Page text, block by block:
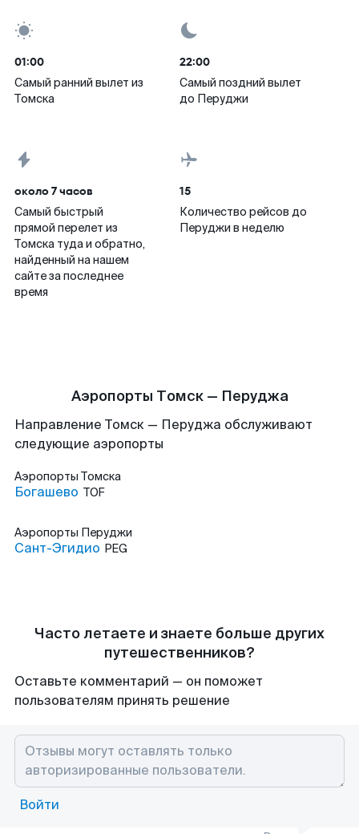
01:00
Самый ранний вылет из
Томска
22:00
Самый поздний вылет
до Перуджи
около 7 часов
Самый быстрый
прямой перелет из
Томска туда и обратно,
найденный на нашем
сайте за последнее
время
15
Количество рейсов до
Перуджи в неделю
Аэропорты Томск — Перуджа
Направление Томск — Перуджа обслуживают
следующие аэропорты
Аэропорты Томска
Богашево TOF
Аэропорты Перуджи
Сант-Эгидио PEG
Часто летаете и знаете больше других
путешественников?
Оставьте комментарий — он поможет
пользователям принять решение
Войти